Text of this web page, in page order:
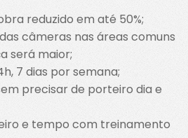
reduzido em até 50%;
câmeras nas áreas comuns
será maior;
7 dias por semana;
precisar de porteiro dia e
e tempo com treinamento